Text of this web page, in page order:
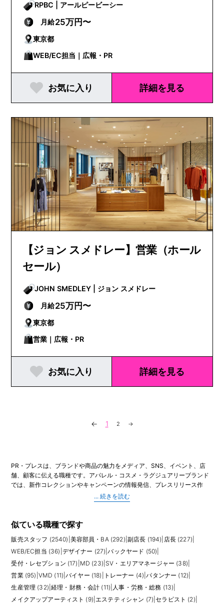
RPBC | アールピービーシー
月給25万円〜
東京都
WEB/EC担当｜広報・PR
お気に入り 詳細を見る
【ジョン スメドレー】営業（ホール
セール）
JOHN SMEDLEY | ジョン スメドレー
月給25万円〜
東京都
営業｜広報・PR
お気に入り 詳細を見る
← 1 2 →
PR・プレスは、ブランドや商品の魅力をメディア、SNS、イベント、店
舗、顧客に伝える職種です。アパレル・コスメ・ラグジュアリーブランド
では、新作コレクションやキャンペーンの情報発信、プレスリリース作
成、雑誌・Web媒体へのサンプル貸し出し、インフルエンサー対応、展示
会やポップアップイベントの運営、SNS投稿の企画など、幅広い業務を担
華やかな印象を持たれやすい職種ですが、実際には社内外との調整、スケ
ります。ブランドの世界観を正しく理解し、誰に、どのタイミングで、ど
の言葉やビジュアルで伝えるかを考える力が求められます。店舗やEC、
MD、VMD、営業と連携し、販売につながる情報発信を行うことも重要で
未経験からPRを目指す場合、販売スタッフや店長としてブランド理解と顧
客理解を深めた経験、SNS運用、ライティング、イベント運営、広報アシ
スタント経験などが評価されることがあります。経験者の場合は、担当ブ
似ている職種で探す
販売スタッフ (2540) 美容部員・BA (292) 副店長 (194) 店長 (227)
WEB/EC担当 (36) デザイナー (27) |バックヤード (50)
受付・レセプション (17) MD (23) SV・エリアマネージャー (38)
営業 (95) VMD (11) |バイヤー (18) トレーナー (4) |パタンナー (12)
生産管理 (32) |経理・財務・会計 (11) 人事・労務・総務 (13)
メイクアップアーティスト (9) |エステティシャン (7) |セラピスト (2)